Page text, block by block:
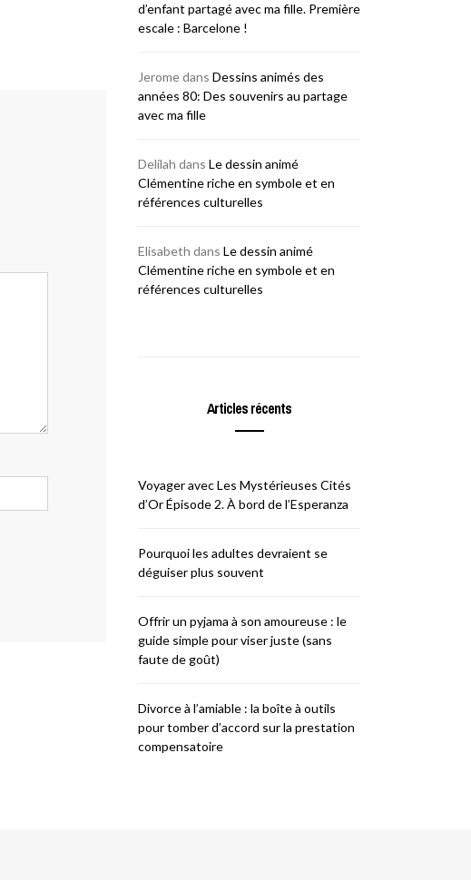
d’enfant partagé avec ma fille. Première
escale : Barcelone !
Jeromedans Dessins animés des
années 80: Des souvenirs au partage
avec ma fille
Delilah dans Le dessin animé
Clémentine riche en symbole et en
références culturelles
Elisabeth dans Le dessin animé
Clémentine riche en symbole et en
références culturelles
Articles récents
Voyager avec Les Mystérieuses Cités
d’Or Épisode 2. À bord de l’Esperanza
Pourquoi les adultes devraient se
déguiser plus souvent
Offrir un pyjama à son amoureuse : le
guide simple pour viser juste (sans
faute de goût)
Divorce à l’amiable : la boîte à outils
pour tomber d’accord sur la prestation
compensatoire